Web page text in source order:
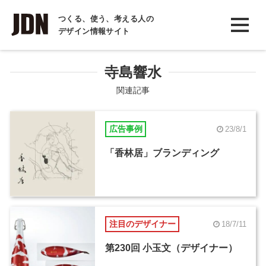
つくる、使う、考える人の
デザイン情報サイト
INTERVIEW
インタビュー
COLUMN
コラム
寺島響水
関連記事
広告事例 23/8/1
「香林居」ブランディング
注目のデザイナー 18/7/11
第230回 小玉文（デザイナー）